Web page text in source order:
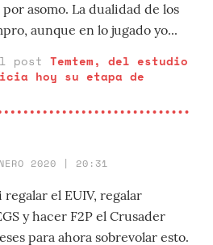
asomo. La dualidad de los
aunque en lo jugado yo...
post Temtem, del estudio
hoy su etapa de
2020 | 20:31
el EUIV, regalar
y hacer F2P el Crusader
para ahora sobrevolar esto.